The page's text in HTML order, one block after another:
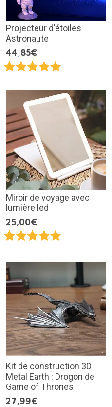
Projecteur d'étoiles
Astronaute
44,85€
Miroir de voyage avec
lumière led
25,00€
Kit de construction 3D
Metal Earth : Drogon de
Game of Thrones
27,99€